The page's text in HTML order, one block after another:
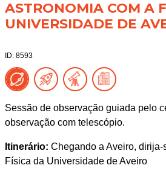
ASTRONOMIA COM A
UNIVERSIDADE DE
ID: 8593
Sessão de observação guiada pelo
observação com telescópio.
Itinerário: Chegando a Aveiro,
Física da Universidade de Aveiro